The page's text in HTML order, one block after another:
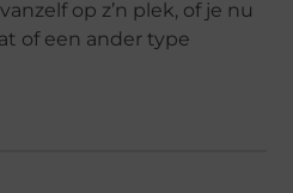
op z’n plek, of je nu
of een ander type